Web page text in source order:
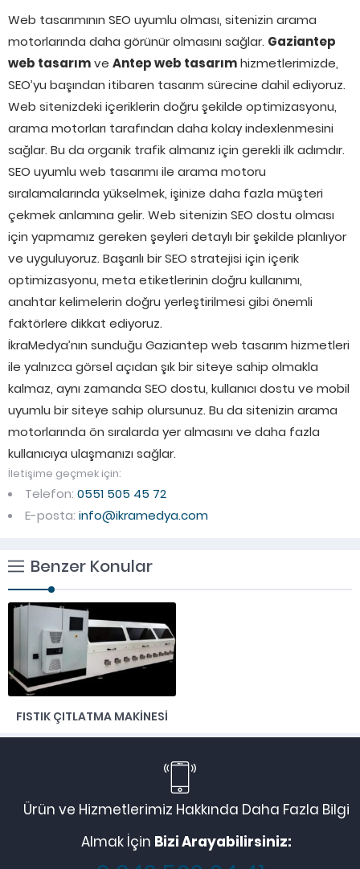
Web tasarımının SEO uyumlu olması, sitenizin arama
motorlarında daha görünür olmasını sağlar. Gaziantep
web tasarımve Antep web tasarımhizmetlerimizde,
SEO’yu başından itibaren tasarım sürecine dahil ediyoruz.
Web sitenizdeki içeriklerin doğru şekilde optimizasyonu,
arama motorları tarafından daha kolay indexlenmesini
sağlar. Bu da organik trafik almanız için gerekli ilk adımdır.
SEO uyumlu web tasarımı ile arama motoru
sıralamalarında yükselmek, işinize daha fazla müşteri
çekmek anlamına gelir. Web sitenizin SEO dostu olması
için yapmamız gereken şeyleri detaylı bir şekilde planlıyor
ve uyguluyoruz. Başarılı bir SEO stratejisi için içerik
optimizasyonu, meta etiketlerinin doğru kullanımı,
anahtar kelimelerin doğru yerleştirilmesi gibi önemli
faktörlere dikkat ediyoruz.
İkraMedya’nın sunduğu Gaziantep web tasarım hizmetleri
ile yalnızca görsel açıdan şık bir siteye sahip olmakla
kalmaz, aynı zamanda SEO dostu, kullanıcı dostu ve mobil
uyumlu bir siteye sahip olursunuz. Bu da sitenizin arama
motorlarında ön sıralarda yer almasını ve daha fazla
kullanıcıya ulaşmanızı sağlar.
İletişime geçmek için:
Telefon: 0551 505 45 72
E-posta: info@ikramedya.com
Benzer Konular
FISTIK ÇITLATMA MAKINESI
Ürün ve Hizmetlerimiz Hakkında Daha Fazla Bilgi
Almak İçin Bizi Arayabilirsiniz: